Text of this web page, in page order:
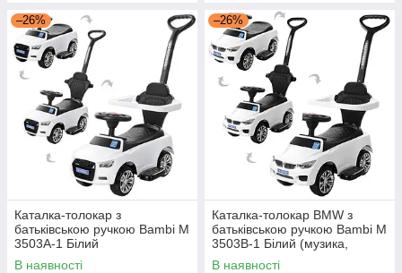
–26%
Каталка-толокар з
батьківською ручкою Bambi M
3503A-1 Білий
В наявності
–26%
Каталка-толокар BMW з
батьківською ручкою Bambi M
3503B-1 Білий (музика,
світло)
В наявності